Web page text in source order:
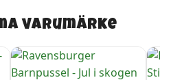
varumärke